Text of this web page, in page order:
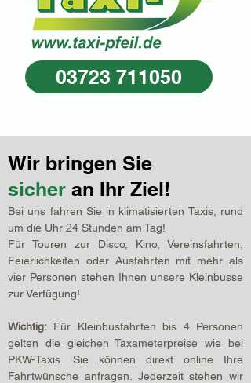
Wir bringen Sie
sicher an Ihr Ziel!
Bei uns fahren Sie in klimatisierten Taxis, rund
um die Uhr 24 Stunden am Tag!
Für Touren zur Disco, Kino, Vereinsfahrten,
Feierlichkeiten oder Ausfahrten mit mehr als
vier Personen stehen Ihnen unsere Kleinbusse
zur Verfügung!
Wichtig: Für Kleinbusfahrten bis 4 Personen
gelten die gleichen Taxameterpreise wie bei
PKW-Taxis. Sie können direkt online Ihre
Fahrtwünsche anfragen. Jederzeit stehen wir
03723 711050